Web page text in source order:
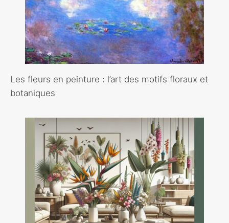
Les fleurs en peinture : l’art des motifs floraux et
botaniques